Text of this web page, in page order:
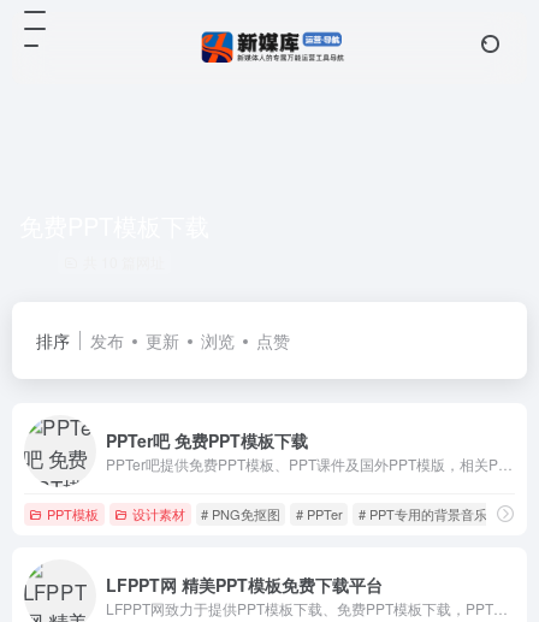
排序 发布 更新 浏览 点赞
PPTer吧 免费PPT模板下载
PPT模板 设计素材 # PNG免抠图 # PPTer # PPT专用的背景音乐
LFPPT网 精美PPT模板免费下载平台